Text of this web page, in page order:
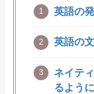
英語の
英語の
ネイテ
るよう